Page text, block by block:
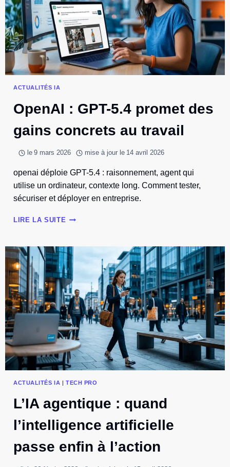
EN
ENTREPRISE
ACTUALITÉS IA
OpenAI : GPT-5.4 promet des
gains concrets au travail
le 9 mars 2026 mise à jour le 14 avril 2026
openai déploie GPT-5.4 : raisonnement, agent qui
utilise un ordinateur, contexte long. Comment tester,
sécuriser et déployer en entreprise.
LIRE LA SUITE OPENAI
5.4
PROMET
DES
GAINS
CONCRETS
AU
TRAVAIL
ACTUALITÉS IA TECH PRO
L’IA agentique : quand
l’intelligence artificielle
passe enfin à l’action